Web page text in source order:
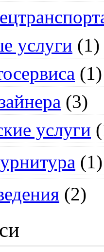
услуги (1)
(1)
(3)
услуги
(1)
(2)